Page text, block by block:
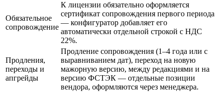
Обязательное
сопровождение
К лицензии обязательно оформляется
сертификат сопровождения первого периода
— конфигуратор добавляет его
автоматически отдельной строкой с НДС
22%.
Продления,
переходы и
апгрейды
Продление сопровождения (1–4 года или с
выравниванием дат), переход на новую
мажорную версию, между редакциями и на
версию ФСТЭК — отдельные позиции
вендора, оформляются через менеджера.